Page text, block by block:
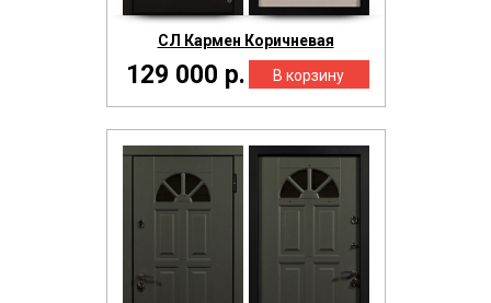
СЛ Кармен Коричневая
129 000 р.